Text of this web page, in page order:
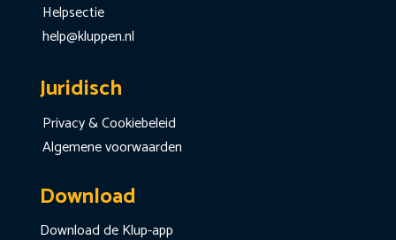
Helpsectie
help@kluppen.nl
Juridisch
Privacy & Cookiebeleid
Algemene voorwaarden
Download
Download de Klup-app